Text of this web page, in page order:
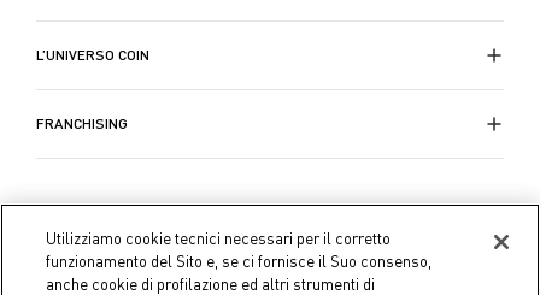
prezioso per celebrare i momenti speciali della vita.
L’UNIVERSO COIN
FRANCHISING
Utilizziamo cookie tecnici necessari per il corretto
funzionamento del Sito e, se ci fornisce il Suo consenso,
anche cookie di profilazione ed altri strumenti di